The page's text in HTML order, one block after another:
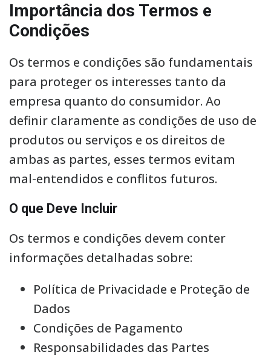
Importância dos Termos e
Condições
Os termos e condições são fundamentais
para proteger os interesses tanto da
empresa quanto do consumidor. Ao
definir claramente as condições de uso de
produtos ou serviços e os direitos de
ambas as partes, esses termos evitam
mal-entendidos e conflitos futuros.
O que Deve Incluir
Os termos e condições devem conter
informações detalhadas sobre:
Política de Privacidade e Proteção de
Dados
Condições de Pagamento
Responsabilidades das Partes